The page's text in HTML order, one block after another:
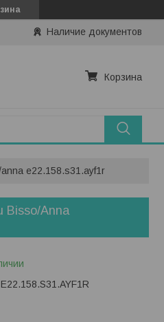
Наличие документов
Корзина
e22.158.s31.ayf1r
Bisso/Anna
E22.158.S31.AYF1R